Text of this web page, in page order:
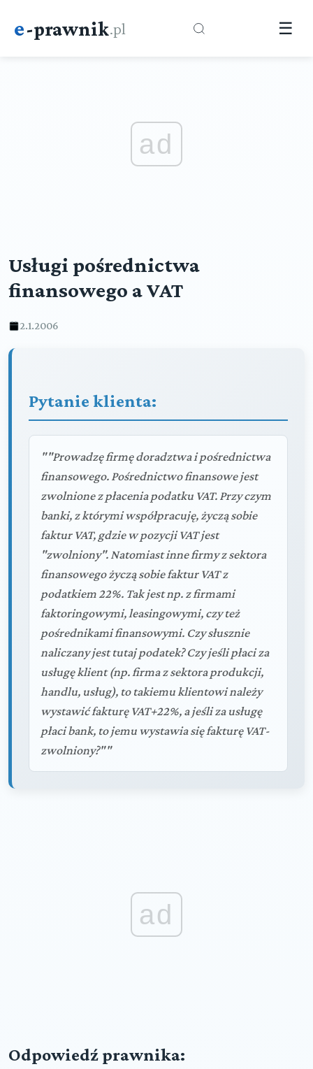
e-prawnik.pl ☰
ad
Usługi pośrednictwa
finansowego a VAT
2.1.2006
Pytanie klienta:
""Prowadzę firmę doradztwa i pośrednictwa
finansowego. Pośrednictwo finansowe jest
zwolnione z płacenia podatku VAT. Przy czym
banki, z którymi współpracuję, życzą sobie
faktur VAT, gdzie w pozycji VAT jest
"zwolniony". Natomiast inne firmy z sektora
finansowego życzą sobie faktur VAT z
podatkiem 22%. Tak jest np. z firmami
faktoringowymi, leasingowymi, czy też
pośrednikami finansowymi. Czy słusznie
naliczany jest tutaj podatek? Czy jeśli płaci za
usługę klient (np. firma z sektora produkcji,
handlu, usług), to takiemu klientowi należy
wystawić fakturę VAT+22%, a jeśli za usługę
płaci bank, to jemu wystawia się fakturę VAT-
zwolniony?""
ad
Odpowiedź prawnika: